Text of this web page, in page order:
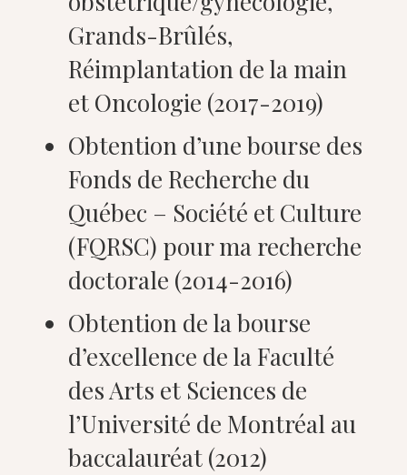
Grands-Brûlés,
Réimplantation de la main
et Oncologie (2017-2019)
Obtention d’une bourse des
Fonds de Recherche du
Québec – Société et Culture
(FQRSC) pour ma recherche
doctorale (2014-2016)
Obtention de la bourse
d’excellence de la Faculté
des Arts et Sciences de
l’Université de Montréal au
baccalauréat (2012)